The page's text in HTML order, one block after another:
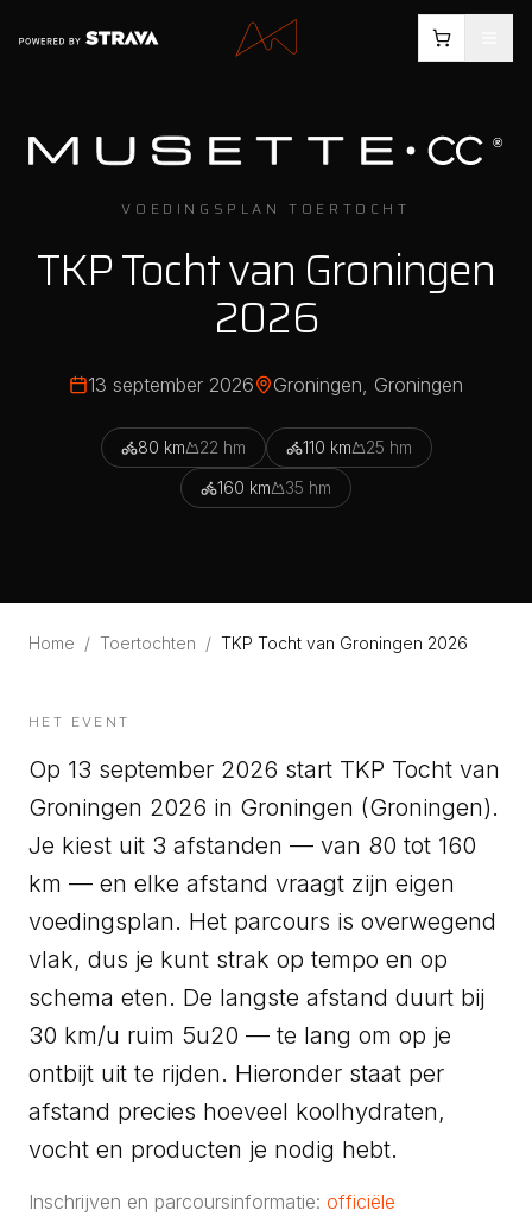
VOEDINGSPLAN TOERTOCHT
TKP Tocht van Groningen
2026
13 september 2026 Groningen, Groningen
80 km 22 hm 110 km 25 hm
160 km 35 hm
Home / Toertochten / TKP Tocht van Groningen 2026
HET EVENT
Op 13 september 2026 start TKP Tocht van
Groningen 2026 in Groningen (Groningen).
Je kiest uit 3 afstanden — van 80 tot 160
km — en elke afstand vraagt zijn eigen
voedingsplan. Het parcours is overwegend
vlak, dus je kunt strak op tempo en op
schema eten. De langste afstand duurt bij
30 km/u ruim 5u20 — te lang om op je
ontbijt uit te rijden. Hieronder staat per
afstand precies hoeveel koolhydraten,
vocht en producten je nodig hebt.
Inschrijven en parcoursinformatie: officiële